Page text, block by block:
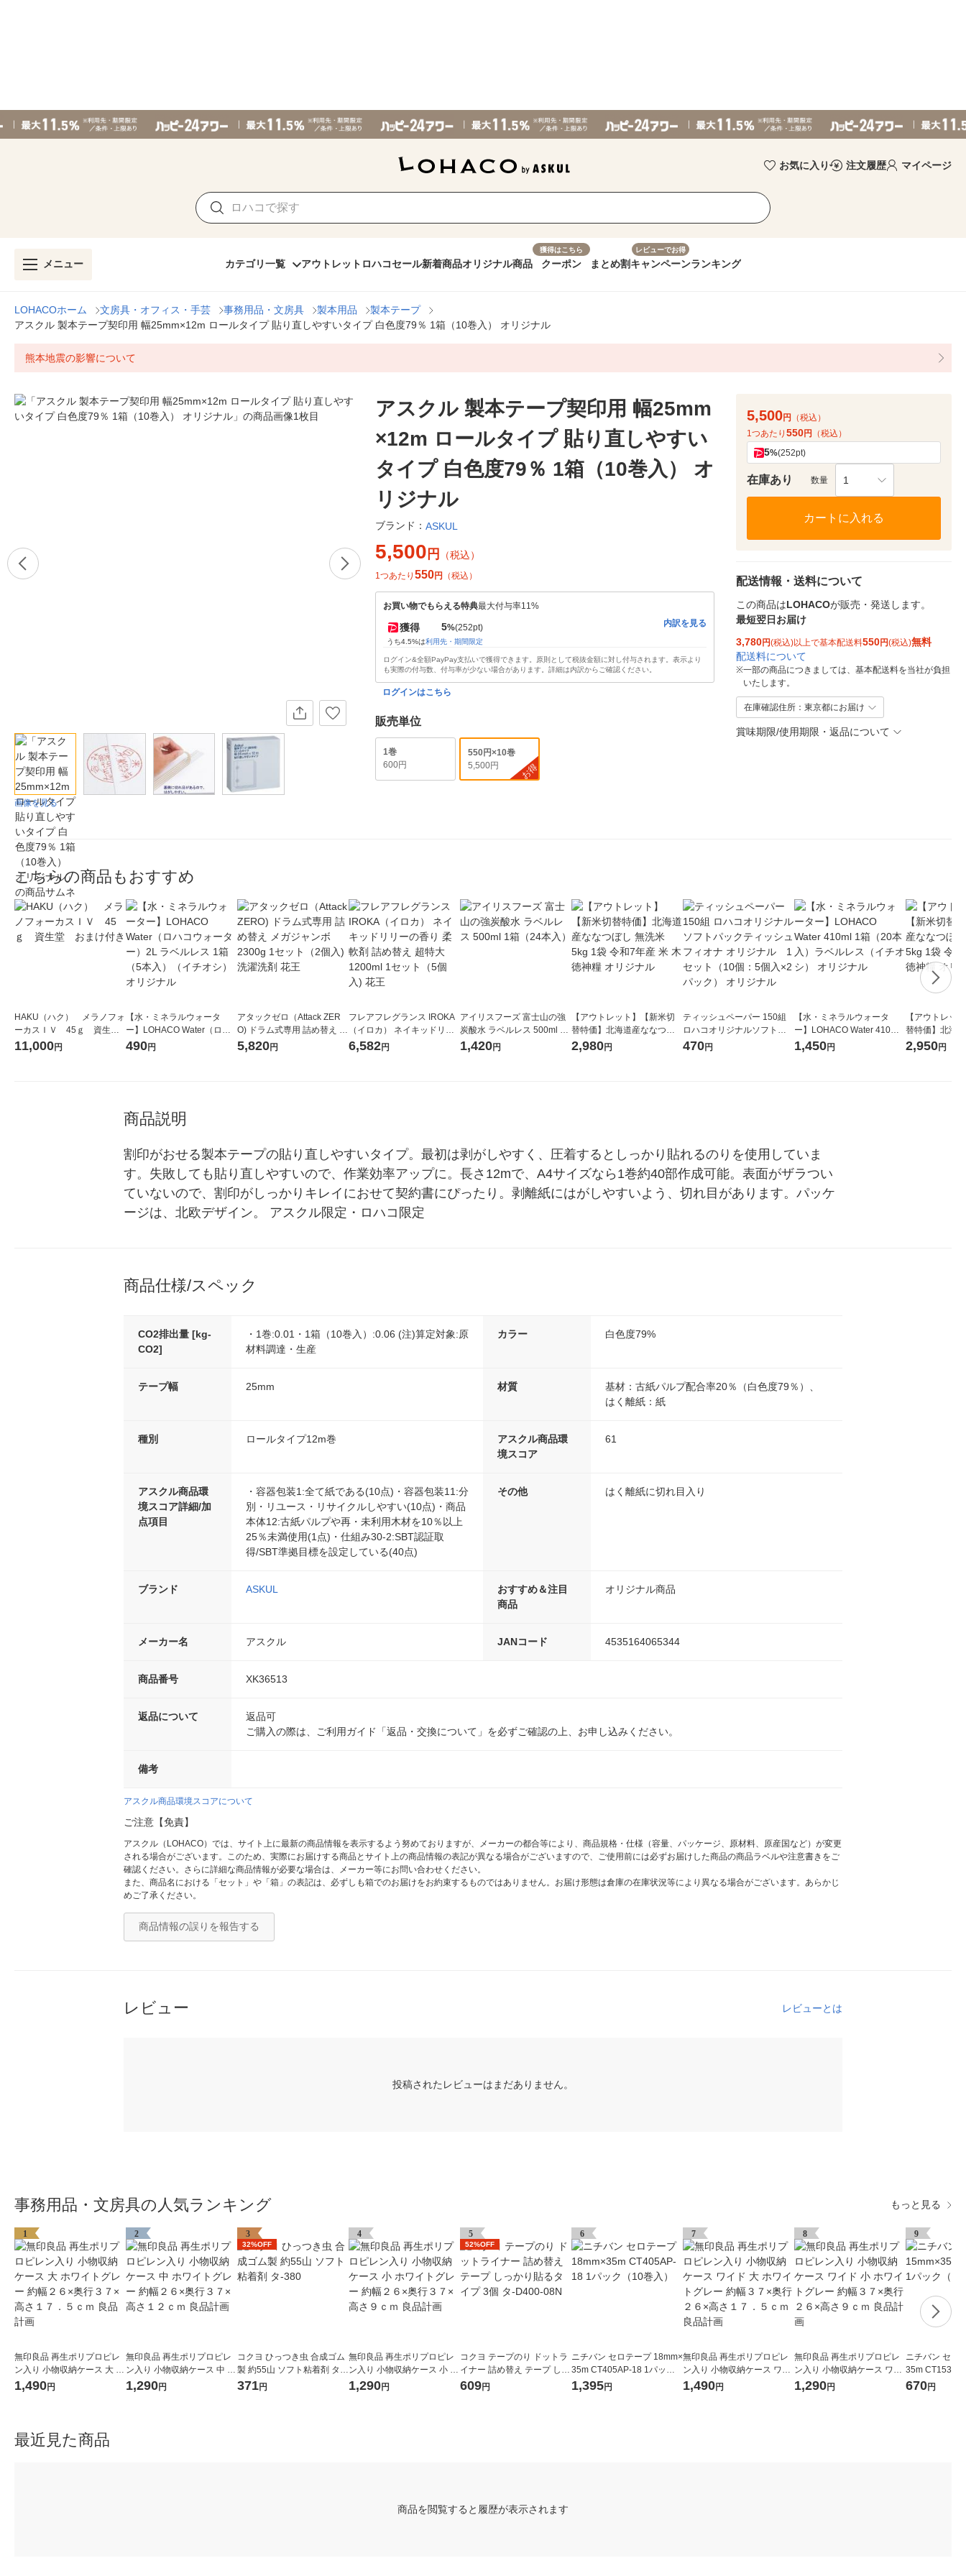
お気に入り 注文履歴 マイページ
メニュー カテゴリ一覧 アウトレット ロハコセール新着商品オリジナル商品
獲得はこちら
クーポン まとめ割
レビューでお得
キャンペーンランキング
LOHACOホーム 文房具・オフィス・手芸 事務用品・文房具 製本用品
製本テープ
アスクル 製本テープ契印用 幅25mm×12m ロールタイプ 貼り直しやすいタイプ 白色度79％ 1箱（10巻入） オリジナル
熊本地震の影響について
画像を見る
アスクル 製本テープ契印用 幅25mm
×12m ロールタイプ 貼り直しやすい
タイプ 白色度79％ 1箱（10巻入） オ
リジナル
ブランド： ASKUL
5,500 円 （税込）
1つあたり 550円 （税込）
お買い物でもらえる特典最大付与率11%
獲得 5%(252pt)
うち4.5%は利用先・期間限定
内訳を見る
ログイン&全額PayPay支払いで獲得できます。原則として税抜金額に対し付与されます。表示より
も実際の付与数、付与率が少ない場合があります。詳細は内訳からご確認ください。
ログインはこちら
販売単位
1巻
600円
550円×10巻
5,500円
お得
5,500円
（税込）
1つあたり 550円 （税込）
5%(252pt)
在庫あり 数量 1
カートに入れる
配送情報・送料について
この商品はLOHACOが販売・発送します。
最短翌日お届け
3,780円(税込)以上で基本配送料550円(税込)無料
配送料について
※一部の商品につきましては、基本配送料を当社が負担
いたします。
在庫確認住所：東京都にお届け
賞味期限/使用期限・返品について
こちらの商品もおすすめ
HAKU（ハク） メラノフォ
ーカスＩＶ 45ｇ 資生
堂 おまけ付き
11,000円
【水・ミネラルウォータ
ー】LOHACO Water（ロハ
コウォーター）2L ラベルレ
490円
アタックゼロ（Attack ZER
O) ドラム式専用 詰め替え メ
ガジャンボ 2300g 1セット
5,820円
フレアフレグランス IROKA
（イロカ） ネイキッドリリ
ーの香り 柔軟剤 詰め替え 超
6,582円
アイリスフーズ 富士山の強
炭酸水 ラベルレス 500ml 1
箱（24本入）
1,420円
【アウトレット】【新米切
替特価】北海道産ななつぼ
し 無洗米 5kg 1袋 令和7年産
2,980円
ティッシュペーパー 150組
ロハコオリジナルソフトパ
ックティッシュ フィオナ オ
470円
【水・ミネラルウォータ
ー】LOHACO Water 410ml
1箱（20本入）ラベルレス
1,450円
【アウトレッ
替特価】北海
し 精白米 5kg
2,950円
商品説明
割印がおせる製本テープの貼り直しやすいタイプ。最初は剥がしやすく、圧着するとしっかり貼れるのりを使用していま
す。失敗しても貼り直しやすいので、作業効率アップに。長さ12mで、A4サイズなら1巻約40部作成可能。表面がザラつい
ていないので、割印がしっかりキレイにおせて契約書にぴったり。剥離紙にはがしやすいよう、切れ目があります。パッケ
ージは、北欧デザイン。 アスクル限定・ロハコ限定
商品仕様/スペック
CO2排出量 [kg-
CO2]
・1巻:0.01・1箱（10巻入）:0.06 (注)算定対象:原
材料調達・生産
カラー 白色度79%
テープ幅 25mm 材質
基材：古紙パルプ配合率20％（白色度79％）、
はく離紙：紙
種別 ロールタイプ12m巻
アスクル商品環
境スコア
61
アスクル商品環
境スコア詳細/加
点項目
・容器包装1:全て紙である(10点)・容器包装11:分
別・リユース・リサイクルしやすい(10点)・商品
本体12:古紙パルプや再・未利用木材を10％以上
25％未満使用(1点)・仕組み30-2:SBT認証取
得/SBT準拠目標を設定している(40点)
その他 はく離紙に切れ目入り
ブランド ASKUL
おすすめ＆注目
商品
オリジナル商品
メーカー名 アスクル JANコード 4535164065344
商品番号 XK36513
返品について
返品可
ご購入の際は、ご利用ガイド「返品・交換について」を必ずご確認の上、お申し込みください。
備考
アスクル商品環境スコアについて
ご注意【免責】
アスクル（LOHACO）では、サイト上に最新の商品情報を表示するよう努めておりますが、メーカーの都合等により、商品規格・仕様（容量、パッケージ、原材料、原産国など）が変更
される場合がございます。このため、実際にお届けする商品とサイト上の商品情報の表記が異なる場合がございますので、ご使用前には必ずお届けした商品の商品ラベルや注意書きをご
確認ください。さらに詳細な商品情報が必要な場合は、メーカー等にお問い合わせください。
また、商品名における「セット」や「箱」の表記は、必ずしも箱でのお届けをお約束するものではありません。お届け形態は倉庫の在庫状況等により異なる場合がございます。あらかじ
めご了承ください。
商品情報の誤りを報告する
レビュー レビューとは
投稿されたレビューはまだありません。
事務用品・文房具の人気ランキング もっと見る
1
無印良品 再生ポリプロピレ
ン入り 小物収納ケース 大 ホ
ワイトグレー 約幅２６×奥行
1,490円
2
無印良品 再生ポリプロピレ
ン入り 小物収納ケース 中 ホ
ワイトグレー 約幅２６×奥行
1,290円
3
32%OFF
コクヨ ひっつき虫 合成ゴム
製 約55山 ソフト粘着剤 タ-3
80
371円
4
無印良品 再生ポリプロピレ
ン入り 小物収納ケース 小 ホ
ワイトグレー 約幅２６×奥行
1,290円
5
52%OFF
コクヨ テープのり ドットラ
イナー 詰め替え テープ しっ
かり貼るタイプ 3個 タ-D400
609円
6
ニチバン セロテープ 18mm×
35m CT405AP-18 1パック
（10巻入）
1,395円
7
無印良品 再生ポリプロピレ
ン入り 小物収納ケース ワイ
ド 大 ホワイトグレー 約幅３
1,490円
8
無印良品 再生ポリプロピレ
ン入り 小物収納ケース ワイ
ド 小 ホワイトグレー 約幅３
1,290円
9
ニチバン セロ
35m CT1535-
巻入）
670円
最近見た商品
商品を閲覧すると履歴が表示されます